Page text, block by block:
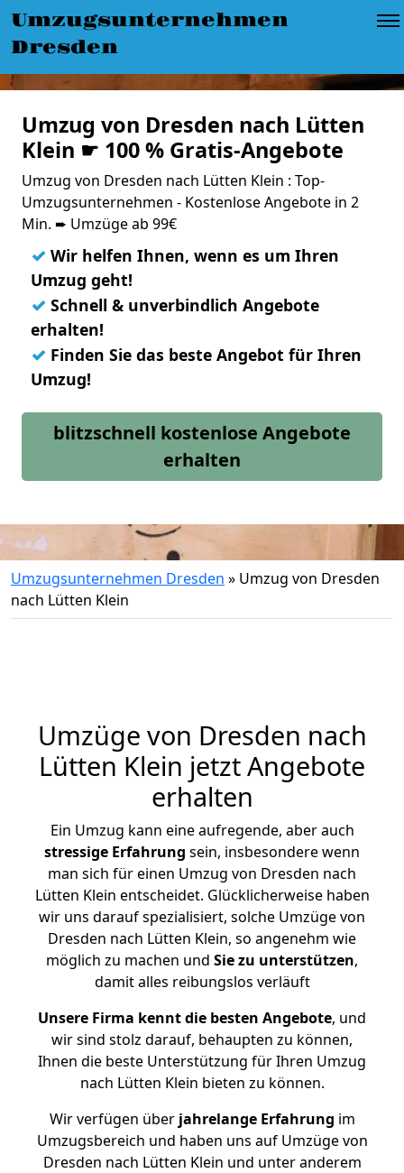
Umzugsunternehmen
Dresden
Umzug von Dresden nach Lütten
Klein ☛ 100 % Gratis-Angebote
Umzug von Dresden nach Lütten Klein : Top-
Umzugsunternehmen - Kostenlose Angebote in 2
Min. ➨ Umzüge ab 99€
✓ Wir helfen Ihnen, wenn es um Ihren
Umzug geht!
✓ Schnell & unverbindlich Angebote
erhalten!
✓ Finden Sie das beste Angebot für Ihren
Umzug!
blitzschnell kostenlose Angebote
erhalten
Umzugsunternehmen Dresden » Umzug von Dresden
nach Lütten Klein
Umzüge von Dresden nach
Lütten Klein jetzt Angebote
erhalten
Ein Umzug kann eine aufregende, aber auch
stressige Erfahrung sein, insbesondere wenn
man sich für einen Umzug von Dresden nach
Lütten Klein entscheidet. Glücklicherweise haben
wir uns darauf spezialisiert, solche Umzüge von
Dresden nach Lütten Klein, so angenehm wie
möglich zu machen und Sie zu unterstützen,
damit alles reibungslos verläuft
Unsere Firma kennt die besten Angebote, und
wir sind stolz darauf, behaupten zu können,
Ihnen die beste Unterstützung für Ihren Umzug
nach Lütten Klein bieten zu können.
Wir verfügen überjahrelange Erfahrung im
Umzugsbereich und haben uns auf Umzüge von
Dresden nach Lütten Klein und unter anderem